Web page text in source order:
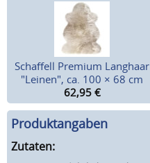
Schaffell Premium Langhaar
"Leinen", ca. 100 × 68 cm
62,95 €
Produktangaben
Zutaten: